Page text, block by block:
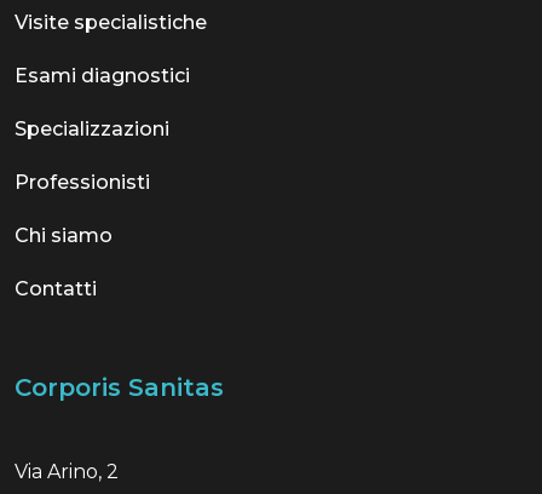
Visite specialistiche
Esami diagnostici
Specializzazioni
Professionisti
Chi siamo
Contatti
Corporis Sanitas
Via Arino, 2